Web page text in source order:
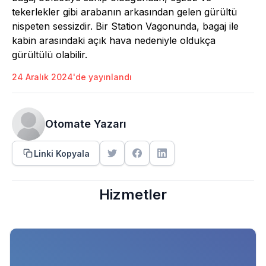
tekerlekler gibi arabanın arkasından gelen gürültü
nispeten sessizdir. Bir Station Vagonunda, bagaj ile
kabin arasındaki açık hava nedeniyle oldukça
gürültülü olabilir.
24 Aralık 2024'de yayınlandı
Otomate Yazarı
Linki Kopyala
Hizmetler